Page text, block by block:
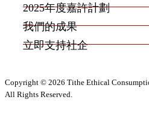
2025年度嘉許計劃
我們的成果
立即支持社企
Copyright © 2026 Tithe Ethical
All Rights Reserved.